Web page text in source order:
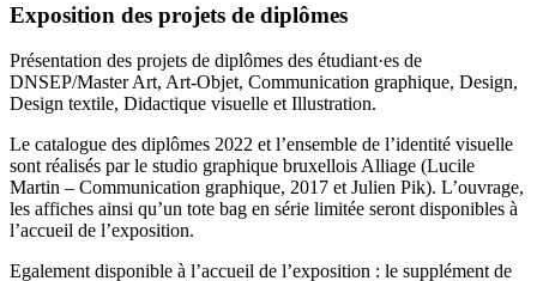
Exposition des projets de diplômes
Présentation des projets de diplômes des étudiant·es de
DNSEP/Master Art, Art-Objet, Communication graphique, Design,
Design textile, Didactique visuelle et Illustration.
Le catalogue des diplômes 2022 et l’ensemble de l’identité visuelle
sont réalisés par le studio graphique bruxellois Alliage (Lucile
Martin – Communication graphique, 2017 et Julien Pik). L’ouvrage,
les affiches ainsi qu’un tote bag en série limitée seront disponibles à
l’accueil de l’exposition.
Egalement disponible à l’accueil de l’exposition : le supplément de